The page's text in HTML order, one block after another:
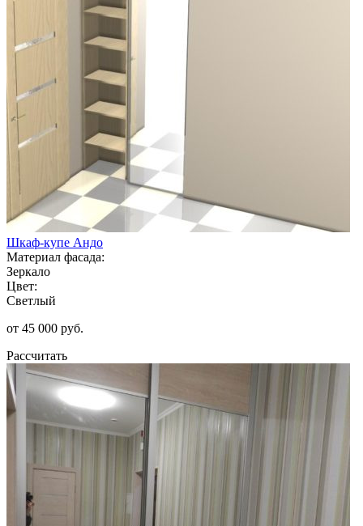
Шкаф-купе Андо
Материал фасада:
Зеркало
Цвет:
Светлый
от 45 000 руб.
Рассчитать